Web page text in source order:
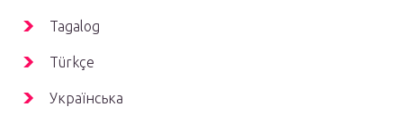
Tagalog
Türkçe
Українська